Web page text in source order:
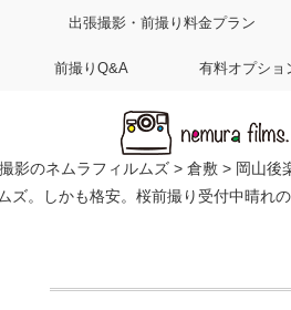
出張撮影・前撮り料金プラン
前撮りQ&A 有料オプショ
影のネムラフィルムズ > 倉敷 > 岡山後
ズ。しかも格安。桜前撮り受付中晴れ